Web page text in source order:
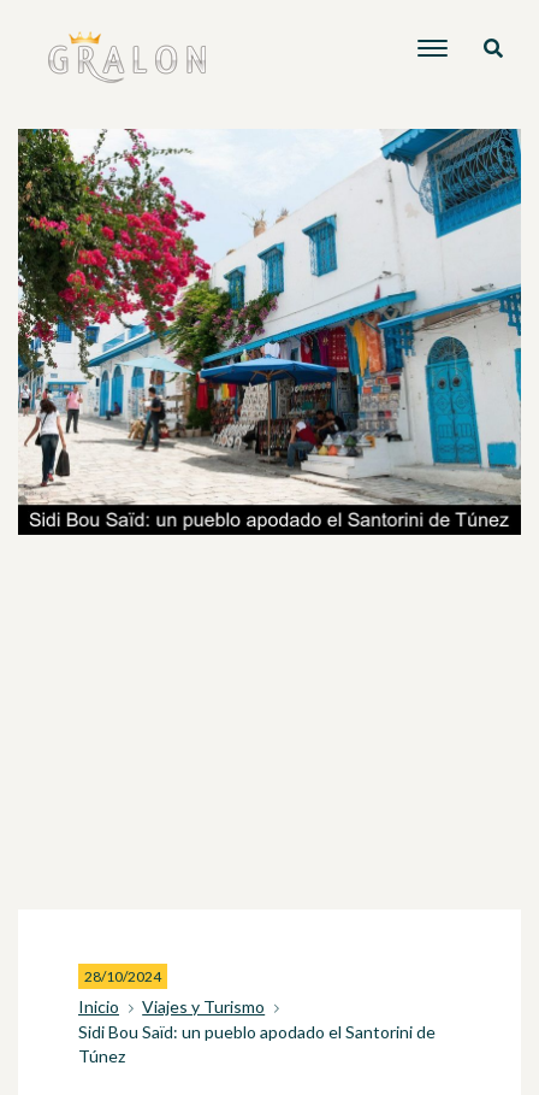
28/10/2024
Inicio
Viajes y Turismo
Sidi Bou Saïd: un pueblo apodado el Santorini de
Túnez